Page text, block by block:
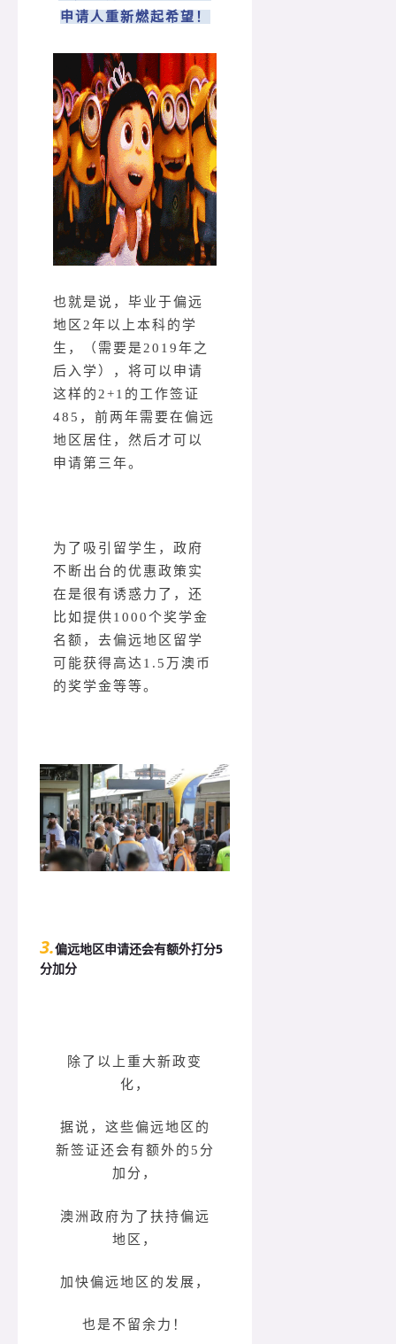
申请人重新燃起希望！
也就是说，毕业于偏远
地区2年以上本科的学
生，（需要是2019年之
后入学），将可以申请
这样的2+1的工作签证
485，前两年需要在偏远
地区居住，然后才可以
申请第三年。
为了吸引留学生，政府
不断出台的优惠政策实
在是很有诱惑力了，还
比如提供1000个奖学金
名额，去偏远地区留学
可能获得高达1.5万澳币
的奖学金等等。
3.偏远地区申请还会有额外打分5
分加分
除了以上重大新政变
化，
据说，这些偏远地区的
新签证还会有额外的5分
加分，
澳洲政府为了扶持偏远
地区，
加快偏远地区的发展，
也是不留余力！